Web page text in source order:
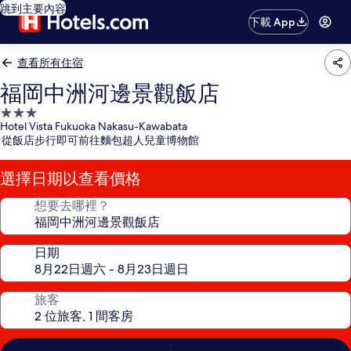
跳到主要內容
下載 App
查看所有住宿
福岡中洲河邊景觀飯店
3.0
星
級
住
宿
Hotel Vista Fukuoka Nakasu-Kawabata
從飯店步行即可前往麵包超人兒童博物館
選擇日期以查看價格
想要去哪裡？
日期
旅客